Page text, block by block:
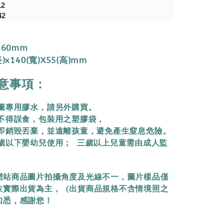
寬)X55(高)mm
事項：
用膠水，請另外購買。
誤食，包裝用之塑膠袋，
銷毀丟棄，
並遠離孩童，避免產生窒息危險。
以下嬰幼兒使用； 三歲以上兒童需由成人監
商品圖片拍攝角度及光線不一，圖片樣品僅
際出貨為主，（出貨商品規格不含情境照之
，感謝您！